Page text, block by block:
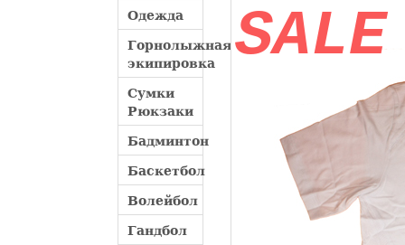
Одежда
Горнолыжная
экипировка
Сумки
Рюкзаки
Бадминтон
Баскетбол
Волейбол
Гандбол
SALE